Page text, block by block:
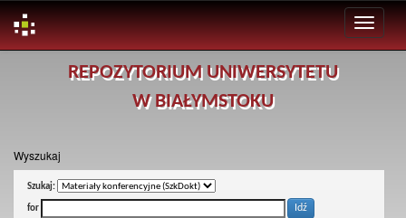
REPOZYTORIUM UNIWERSYTETU
W BIAŁYMSTOKU
Wyszukaj
Szukaj:
for